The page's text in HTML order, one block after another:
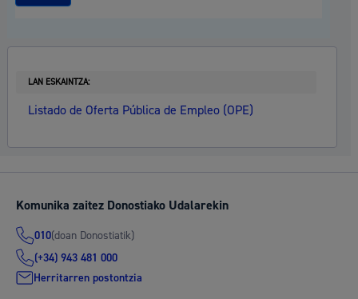
LAN ESKAINTZA:
Listado de Oferta Pública de Empleo (OPE)
Komunika zaitez Donostiako Udalarekin
010(doan Donostiatik)
(+34) 943 481 000
Herritarren postontzia